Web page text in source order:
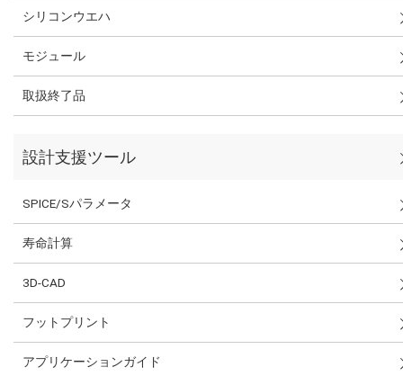
シリコンウエハ
モジュール
取扱終了品
設計支援ツール
SPICE/Sパラメータ
寿命計算
3D-CAD
フットプリント
アプリケーションガイド